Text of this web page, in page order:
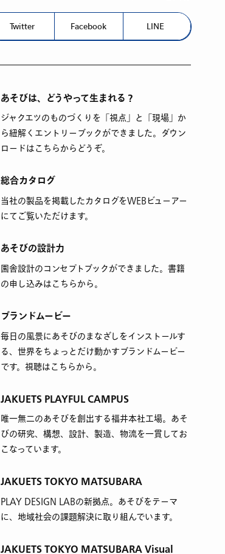
Twitter Facebook LINE
あそびは、どうやって生まれる？
ジャクエツのものづくりを「視点」と「現場」か
ら紐解くエントリーブックができました。ダウン
ロードはこちらからどうぞ。
総合カタログ
当社の製品を掲載したカタログをWEBビューアー
にてご覧いただけます。
あそびの設計力
園舎設計のコンセプトブックができました。書籍
の申し込みはこちらから。
ブランドムービー
毎日の風景にあそびのまなざしをインストールす
る、世界をちょっとだけ動かすブランドムービー
です。視聴はこちらから。
JAKUETS PLAYFUL CAMPUS
唯一無二のあそびを創出する福井本社工場。あそ
びの研究、構想、設計、製造、物流を一貫してお
こなっています。
JAKUETS TOKYO MATSUBARA
PLAY DESIGN LABの新拠点。あそびをテーマ
に、地域社会の課題解決に取り組んでいます。
JAKUETS TOKYO MATSUBARA Visual